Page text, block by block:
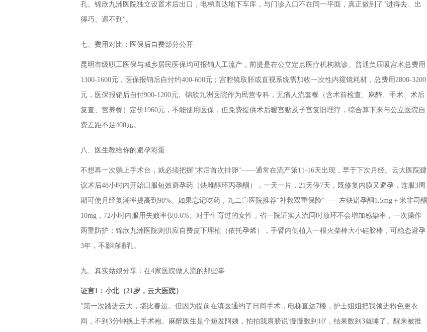
孔。锦欣九洲医院独立设置术后出口，电梯直达地下车库，与门诊入口不在同一平面，真正做到了"进得去、出
得巧、遇不到"。
七、费用对比：医保后自费部分公开
昆明市级职工医保与城乡居民医保均可报销人工流产，前提是在公立定点医疗机构就诊。普通负压吸宫术总费用
1300-1600元，医保报销后自付约400-600元；宫腔镜取胚或直视系统需加收一次性内窥镜耗材，总费用2800-3200
元，医保报销后自付900-1200元。锦欣九洲医院作为民营专科，无痛人流套餐（含术前检查、麻醉、手术、术后
复查、营养餐）定价1960元，不能使用医保，但免费提供术后暖宫贴及子宫复旧理疗，综合算下来与公立医院自
费差距不足400元。
八、医生教给你的避孕彩蛋
不想再一次躺上手术台，就必须把握"术后首次排卵"——通常在流产第11-16天出现，早于下次月经。云大医院建
议术后48小时内开始口服短效避孕药（炔雌醇环丙孕酮），一天一片，21天停7天，既修复内膜又避孕，连服3周
期可使月经复潮率提高到98%。如果忘记吃药，九二〇医院推荐"补救双重保险"——左炔诺孕酮1.5mg＋米非司酮
10mg，72小时内服用失败率仅0.6%。对于生育过的女性，省一院证实人流同时放环不会增加感染率，一次操作
两重防护；锦欣九洲医院则供应自费皮下埋植（依托孕烯），手臂内侧植入一根火柴棒大小硅胶棒，可稳态避孕
3年，不影响哺乳。
九、真实姑娘分享：在4家医院做人流的那些事
证言1：小北（21岁，云大医院）
"第一次踏进云大，堪比春运。但因为提前在滇医通约了日间手术，电梯直达7楼，护士姐姐把我领进粉色更衣
间，不到3分钟换上手术袍。麻醉医生是个短发阿姨，拍拍我肩膀说'慢慢数到10'，结果数到3就睡了。醒来被推